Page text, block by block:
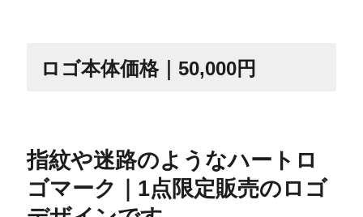
ロゴ本体価格｜50,000円
指紋や迷路のようなハートロ
ゴマーク｜1点限定販売のロゴ